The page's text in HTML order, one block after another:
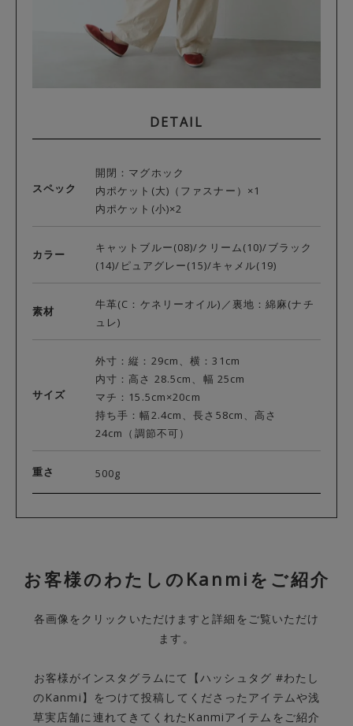
DETAIL
スペック
開閉：マグホック
内ポケット(大)（ファスナー）×1
内ポケット(小)×2
カラー
キャットブルー(08)/クリーム(10)/ブラック
(14)/ピュアグレー(15)/キャメル(19)
素材
牛革(C：ケネリーオイル)／裏地：綿麻(ナチ
ュレ)
サイズ
外寸：縦：29cm、横：31cm
内寸：高さ 28.5cm、幅 25cm
マチ：15.5cm×20cm
持ち手：幅2.4cm、長さ58cm、高さ
24cm（調節不可）
重さ 500g
お客様のわたしのKanmiをご紹介
各画像をクリックいただけますと詳細をご覧いただけ
ます。
お客様がインスタグラムにて【ハッシュタグ #わたし
のKanmi】をつけて投稿してくださったアイテムや浅
草実店舗に連れてきてくれたKanmiアイテムをご紹介